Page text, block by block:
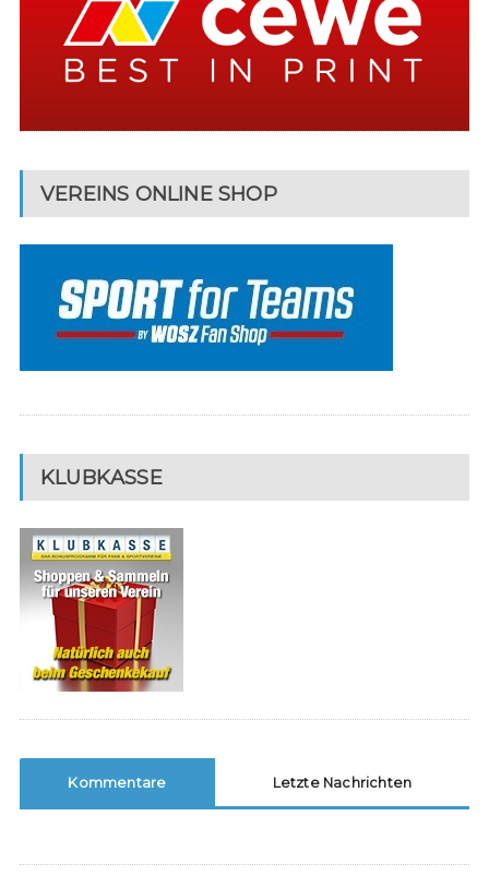
VEREINS ONLINE SHOP
KLUBKASSE
Kommentare Letzte Nachrichten